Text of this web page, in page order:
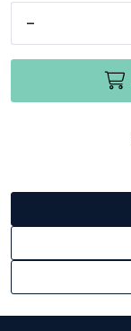
-